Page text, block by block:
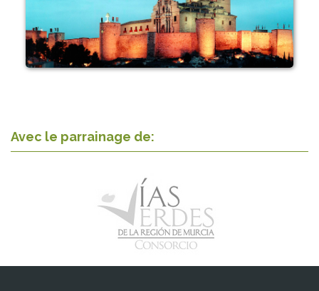
Avec le parrainage de: